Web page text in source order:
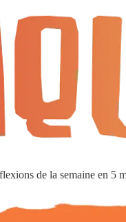
de la semaine en 5